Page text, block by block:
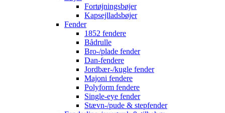
Fortøjningsbøjer
Kapsejlladsbøjer
Fender
1852 fendere
Bådrulle
Bro-/plade fender
Dan-fendere
Jordbær-/kugle fender
Majoni fendere
Polyform fendere
Single-eye fender
Stævn-/pude & stepfender